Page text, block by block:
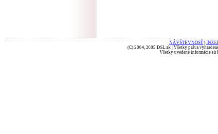
NÁVŠTEVNOSŤ
(C) 2004, 2005 DSL.sk | Všetky práva
Všetky uvedené informácie sú